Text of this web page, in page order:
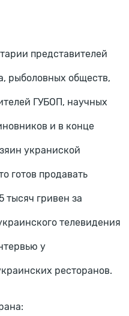
представителей
рыболовных обществ,
ГУБОП, научных
и в конце
украниской
готов продавать
гривен за
телевидения
у
ресторанов.